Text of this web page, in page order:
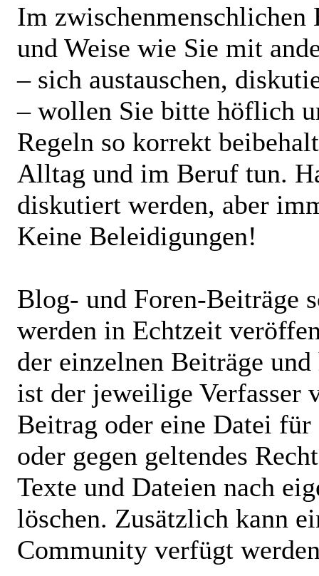
Im
und Weise wie Sie mit
– sich austauschen,
– wollen Sie bitte höflich
Regeln so korrekt
Alltag und im Beruf tun.
diskutiert werden, aber
Keine Beleidigungen!
Blog- und Foren-Beiträge
werden in Echtzeit
der einzelnen Beiträge
ist der jeweilige Verfasser
Beitrag oder eine Datei
oder gegen geltendes
Texte und Dateien nach
löschen. Zusätzlich kann
Community verfügt